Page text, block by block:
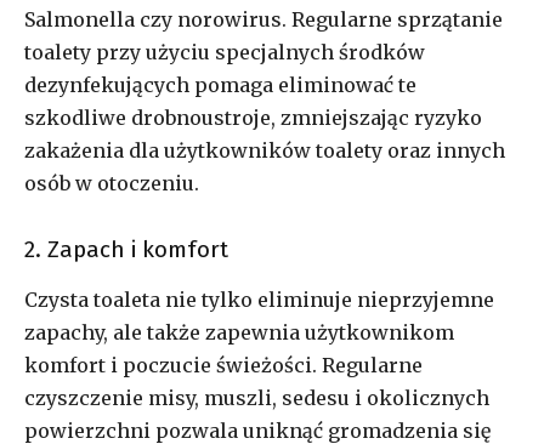
Salmonella czy norowirus. Regularne sprzątanie
toalety przy użyciu specjalnych środków
dezynfekujących pomaga eliminować te
szkodliwe drobnoustroje, zmniejszając ryzyko
zakażenia dla użytkowników toalety oraz innych
osób w otoczeniu.
2. Zapach i komfort
Czysta toaleta nie tylko eliminuje nieprzyjemne
zapachy, ale także zapewnia użytkownikom
komfort i poczucie świeżości. Regularne
czyszczenie misy, muszli, sedesu i okolicznych
powierzchni pozwala uniknąć gromadzenia się